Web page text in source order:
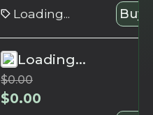
Loading... Buy
Loading...
$0.00
$0.00